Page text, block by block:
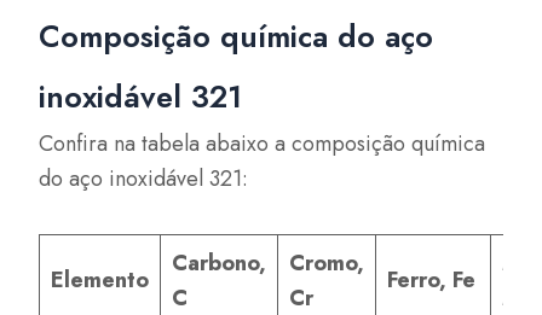
Composição química do aço
inoxidável 321
Confira na tabela abaixo a composição química
do aço inoxidável 321:
Elemento
Carbono,
C
Cromo,
Cr
Ferro, Fe
Mn